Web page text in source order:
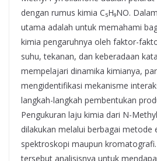
dengan rumus kimia C₅H₉NO.
utama adalah untuk memahami
kimia pengaruhnya oleh faktor-
suhu, tekanan, dan keberadaan
mempelajari dinamika kimianya,
mengidentifikasi mekanisme
langkah-langkah pembentukan
Pengukuran laju kimia dari N-
dilakukan melalui berbagai metode
spektroskopi maupun
tersebut analisisnya untuk